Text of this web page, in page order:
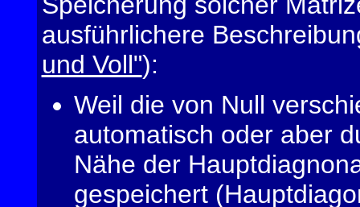
ausführlichere
und Voll"):
Weil die von Null
automatisch oder aber
Nähe der
gespeichert